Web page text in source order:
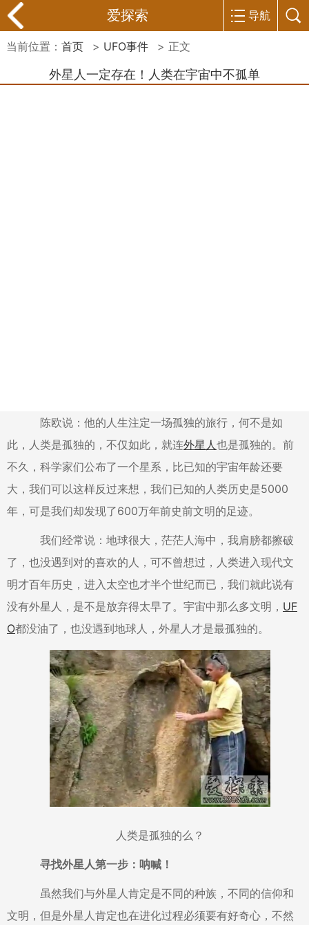
爱探索 导航
当前位置： 首页 > UFO事件 > 正文
外星人一定存在！人类在宇宙中不孤单
陈欧说：他的人生注定一场孤独的旅行，何不是如
此，人类是孤独的，不仅如此，就连外星人也是孤独的。前
不久，科学家们公布了一个星系，比已知的宇宙年龄还要
大，我们可以这样反过来想，我们已知的人类历史是5000
年，可是我们却发现了600万年前史前文明的足迹。
我们经常说：地球很大，茫茫人海中，我肩膀都擦破
了，也没遇到对的喜欢的人，可不曾想过，人类进入现代文
明才百年历史，进入太空也才半个世纪而已，我们就此说有
没有外星人，是不是放弃得太早了。宇宙中那么多文明， UF
O都没油了，也没遇到地球人，外星人才是最孤独的。
人类是孤独的么？
寻找外星人第一步：呐喊！
虽然我们与外星人肯定是不同的种族，不同的信仰和
文明，但是外星人肯定也在进化过程必须要有好奇心，不然